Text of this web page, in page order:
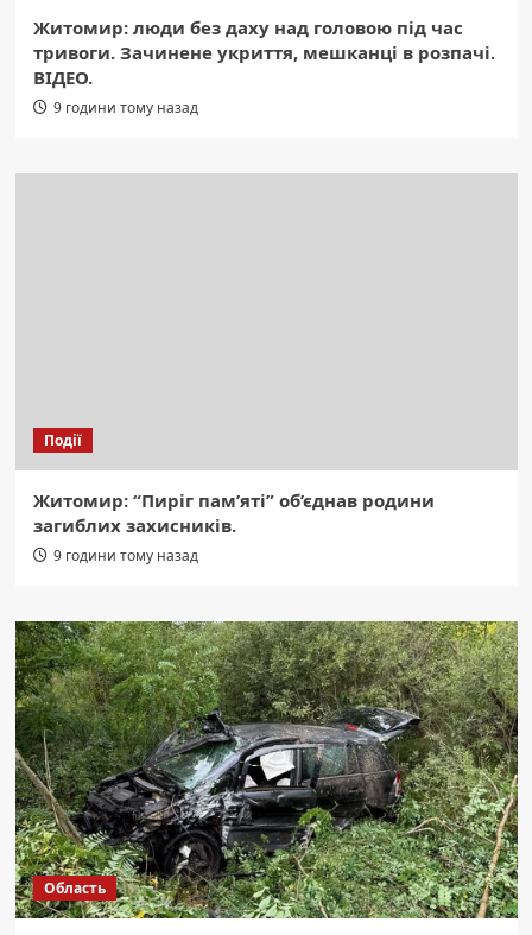
Житомир: люди без даху над головою під час
тривоги. Зачинене укриття, мешканці в розпачі.
ВІДЕО.
9 години тому назад
Події
Житомир: “Пиріг пам’яті” об’єднав родини
загиблих захисників.
9 години тому назад
Область